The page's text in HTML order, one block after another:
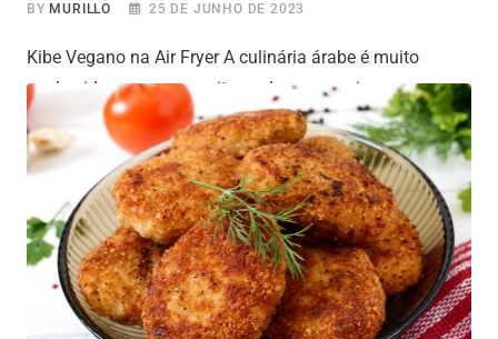
BY MURILLO 25 DE JUNHO DE 2023
Kibe Vegano na Air Fryer A culinária árabe é muito
conhecida por suas receitas saborosas e ricas em
sabores exóticos. Entre as opções mais populares, o
kibe se destaca como um prato tradicional e versátil.
Nesta receita, você vai aprender uma abordagem mais
moderna, saudável e sem carne para o clássico kibe,
substituindo a carne